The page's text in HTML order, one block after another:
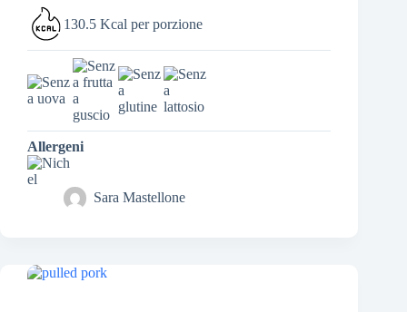
130.5 Kcal per porzione
Allergeni
Sara Mastellone